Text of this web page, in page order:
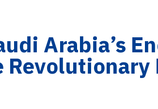
Arabia’s
Revolutionary